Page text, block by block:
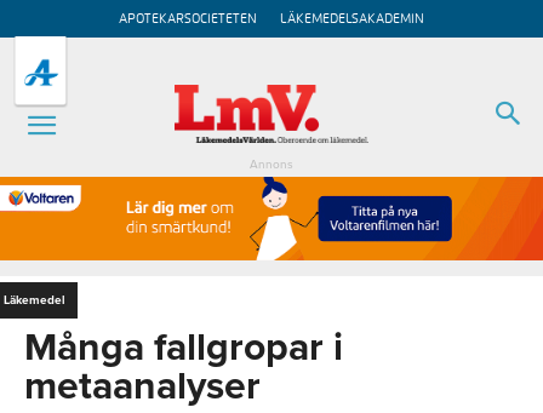
APOTEKARSOCIETETEN LÄKEMEDELSAKADEMIN
Annons
Läkemedel
Många fallgropar i
metaanalyser